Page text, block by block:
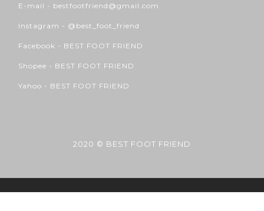
E-mail - bestfootfriend@gmail.com
Instagram - @best_foot_friend
Facebook - BEST FOOT FRIEND
Shopee - BEST FOOT FRIEND
Yahoo - BEST FOOT FRIEND
2020 © BEST FOOT FRIEND